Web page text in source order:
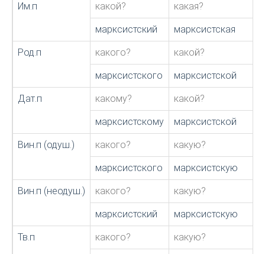
Им.п какой? какая?
марксистский марксистская
Род.п какого? какой?
марксистского марксистской
Дат.п какому? какой?
марксистскому марксистской
Вин.п (одуш.) какого? какую?
марксистского марксистскую
Вин.п (неодуш.) какого? какую?
марксистский марксистскую
Тв.п какого? какую?